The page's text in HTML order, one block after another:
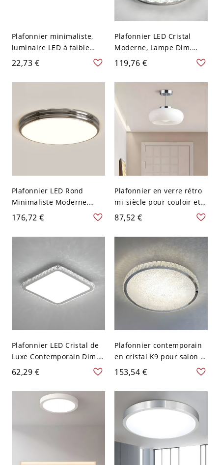
Plafonnier minimaliste,
luminaire LED à faible
lumière bleue pour
chambre, salon et salle de
bain - Argent 110 V-120 V
22,73 €
Plafonnier LED Cristal
Moderne, Lampe Dim.
Cristal K9 & Acier Inox.
pour Entrées & Chambres
- 110 V-120 V 20,32 cm
119,76 €
Plafonnier LED Rond
Minimaliste Moderne,
Lampe Acrylique
Multicolore Sans
Scintillement et Dimmable
- Chrome 110 V-120 V
30,48 cm Gradation à trois
niveaux
176,72 €
Plafonnier en verre rétro
mi-siècle pour couloir et
entrée - Chrome 110 V-
120 V Blanc Laiteux
87,52 €
Plafonnier LED Cristal de
Luxe Contemporain Dim.
pour Salon - 110 V-120 V
31,75 cm Blanc
62,29 €
Plafonnier contemporain
en cristal K9 pour salon et
chambre élégants - 110 V-
120 V 30,48 cm Gradation
à trois niveaux
153,54 €